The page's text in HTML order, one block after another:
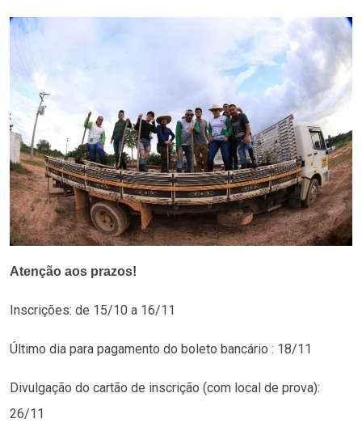
Atenção aos prazos!
Inscrições: de 15/10 a 16/11
Último dia para pagamento do boleto bancário : 18/11
Divulgação do cartão de inscrição (com local de prova):
26/11